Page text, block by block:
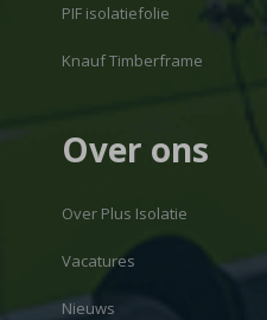
PIF isolatiefolie
Knauf Timberframe
Over ons
Over Plus Isolatie
Vacatures
Nieuws